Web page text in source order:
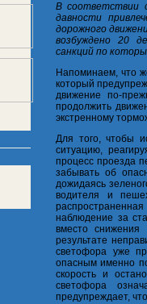
В соответствии
давности
дорожного
возбуждено 20
санкций по
Напоминаем, что
который
движение по-
продолжить
экстренному
Для того, чтобы
ситуацию,
процесс проезда
забывать об
дожидаясь
водителя и
наблюдение за
вместо снижения
результате
светофора уже
опасным именно
скорость и
светофора
предупреждает,